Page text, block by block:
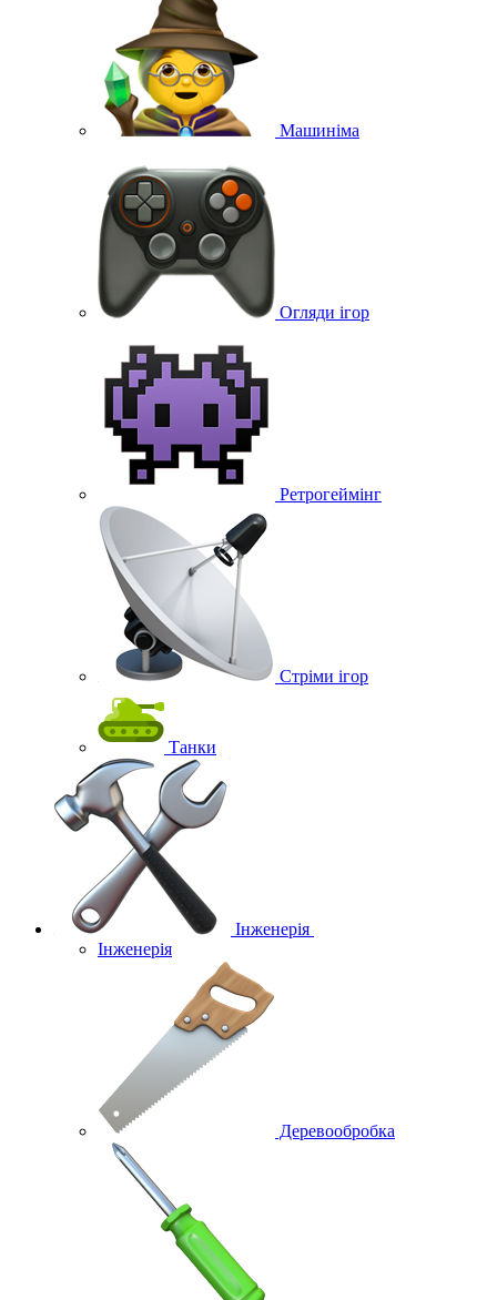
Машиніма
Огляди ігор
Ретрогеймінг
Стріми ігор
Танки
Інженерія
Інженерія
Деревообробка